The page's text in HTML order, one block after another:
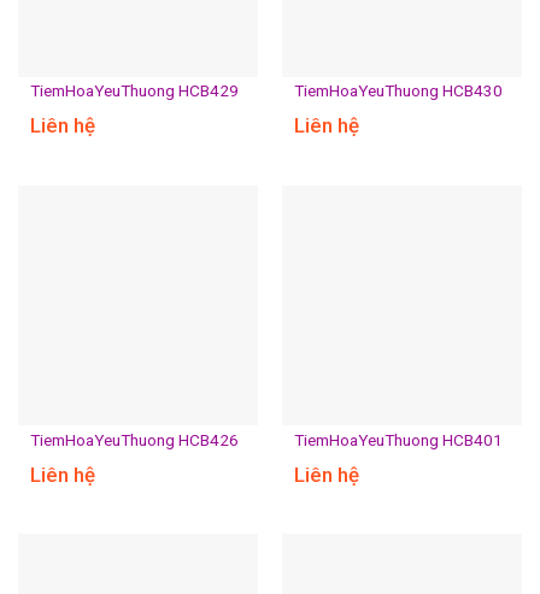
TiemHoaYeuThuong HCB429
Liên hệ
TiemHoaYeuThuong HCB430
Liên hệ
TiemHoaYeuThuong HCB426
Liên hệ
TiemHoaYeuThuong HCB401
Liên hệ